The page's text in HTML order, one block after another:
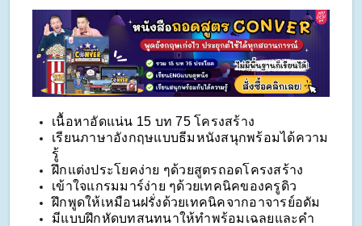
เนื้อหาอัดแน่น 15 บท 75 โครงสร้าง
เรียนภาษาอังกฤษแบบธีมหนังสนุกพร้อมได้ความ
รู้
ฝึกแต่งประโยคง่าย ๆด้วยสูตรถอดโครงสร้าง
เข้าใจแกรมมาร์ง่าย ๆด้วยเทคนิคของครูดิว
ฝึกพูดให้เหมือนฝรั่งด้วยเทคนิคจากอาจารย์อดัม
มีแบบฝึกหัดบทสนทนาให้ทำพร้อมเฉลยและคำ